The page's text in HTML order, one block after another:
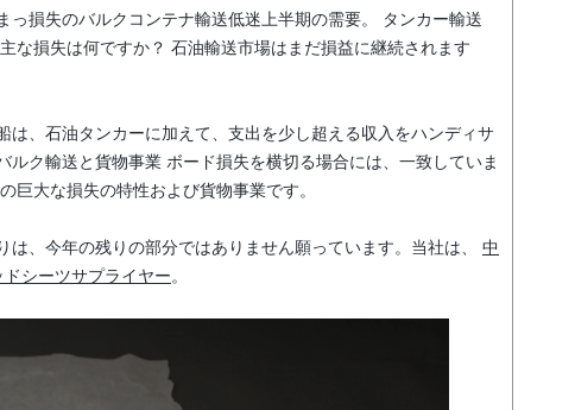
損失のバルクコンテナ輸送低迷上半期の需要。
タンカー輸送
な損失は何ですか？ 石油輸送市場はまだ損益に継続されます
、石油タンカーに加えて、支出を少し超える収入をハンディサ
ルク輸送と貨物事業 ボード損失を横切る場合には、一致していま
巨大な損失の特性および貨物事業です。
、今年の残りの部分ではありません願っています。当社は、 中
シーツサプライヤー。